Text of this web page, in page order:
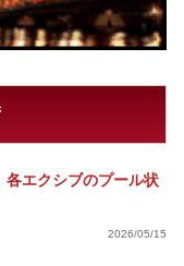
各エクシブのプール状
2026/05/15